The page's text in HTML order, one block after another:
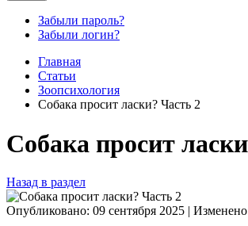
Забыли пароль?
Забыли логин?
Главная
Статьи
Зоопсихология
Собака просит ласки? Часть 2
Собака просит
Назад в раздел
Опубликовано: 09 сентября 2025 |